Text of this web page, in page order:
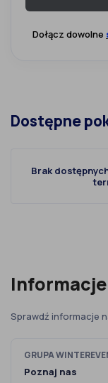
Dołącz dowolne
Dostępne
Brak
Sprawdź informacje
GRUPA
Poznaj nas